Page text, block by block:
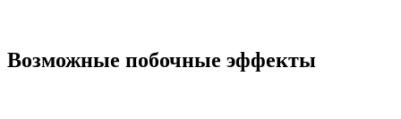
Возможные побочные эффекты